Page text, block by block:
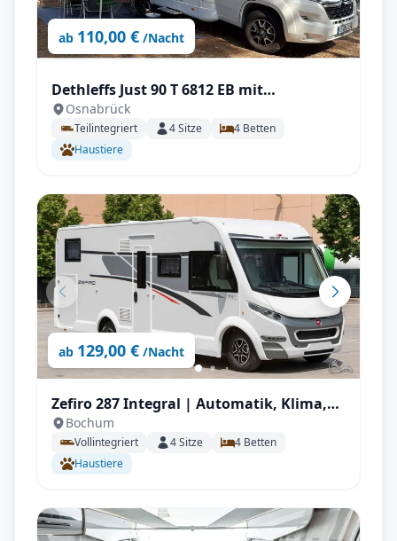
ab 110,00 € /Nacht
Dethleffs Just 90 T 6812 EB mit
Klimaanlage
Osnabrück
Teilintegriert 4Sitze 4 Betten
Haustiere
ab 129,00 € /Nacht
Zefiro 287 Integral | Automatik, Klima,
Solar, Wechselrichter, Autark, TV, AHK mit
Vollausstattung
Bochum
Vollintegriert 4Sitze 4 Betten
Haustiere